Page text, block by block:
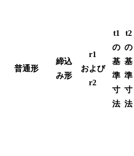
普通形
締込
み形
r1
および
r2
t1
の
基
準
寸
法
t2
の
基
準
寸
法